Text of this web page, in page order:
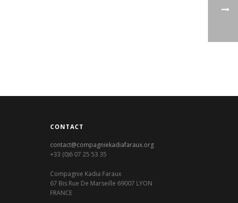
CONTACT
contact@compagniekadiafaraux.org
+33 (0)6 07 25 53 35
Compagnie Kadia Faraux
67 Bis Rue De Marseille 69007 LYON
FRANCE